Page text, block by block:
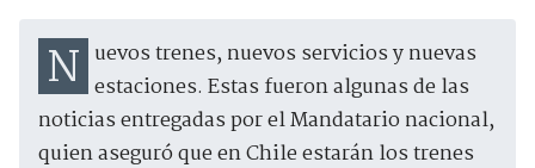
Nuevos trenes, nuevos servicios y nuevas estaciones. Estas fueron algunas de las
noticias entregadas por el Mandatario nacional,
quien aseguró que en Chile estarán los trenes